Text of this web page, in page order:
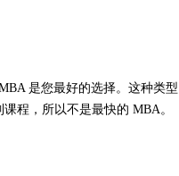
是您最好的选择。这种类型
程，所以不是最快的 MBA。